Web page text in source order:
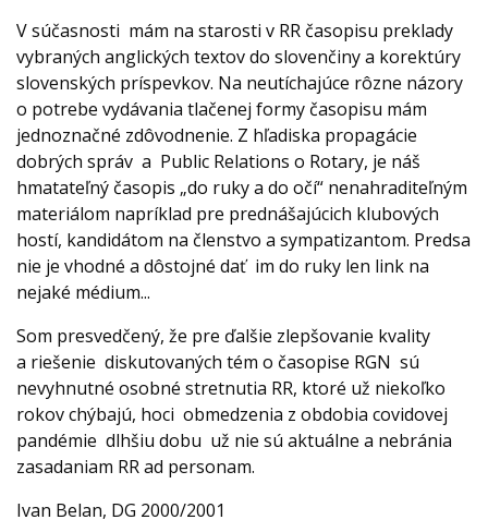
V súčasnosti mám na starosti v RR časopisu preklady
vybraných anglických textov do slovenčiny a korektúry
slovenských príspevkov. Na neutíchajúce rôzne názory
o potrebe vydávania tlačenej formy časopisu mám
jednoznačné zdôvodnenie. Z hľadiska propagácie
dobrých správ a Public Relations o Rotary, je náš
hmatateľný časopis „do ruky a do očí“ nenahraditeľným
materiálom napríklad pre prednášajúcich klubových
hostí, kandidátom na členstvo a sympatizantom. Predsa
nie je vhodné a dôstojné dať im do ruky len link na
nejaké médium...
Som presvedčený, že pre ďalšie zlepšovanie kvality
a riešenie diskutovaných tém o časopise RGN sú
nevyhnutné osobné stretnutia RR, ktoré už niekoľko
rokov chýbajú, hoci obmedzenia z obdobia covidovej
pandémie dlhšiu dobu už nie sú aktuálne a nebránia
zasadaniam RR ad personam.
Ivan Belan, DG 2000/2001